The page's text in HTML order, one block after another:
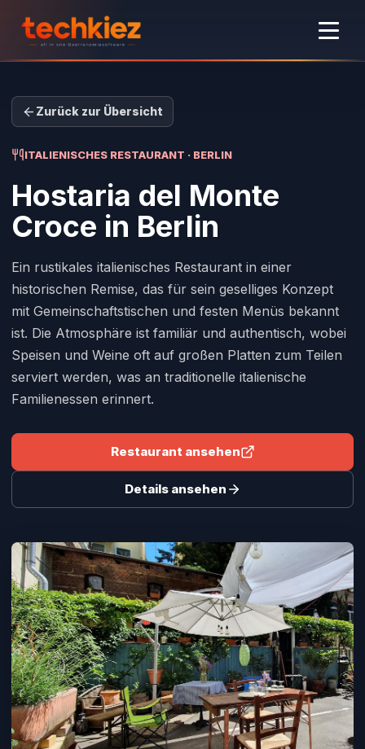
Zurück zur Übersicht
ITALIENISCHES RESTAURANT · BERLIN
Hostaria del Monte
Croce in Berlin
Ein rustikales italienisches Restaurant in einer
historischen Remise, das für sein geselliges Konzept
mit Gemeinschaftstischen und festen Menüs bekannt
ist. Die Atmosphäre ist familiär und authentisch, wobei
Speisen und Weine oft auf großen Platten zum Teilen
serviert werden, was an traditionelle italienische
Familienessen erinnert.
Restaurant ansehen
Details ansehen